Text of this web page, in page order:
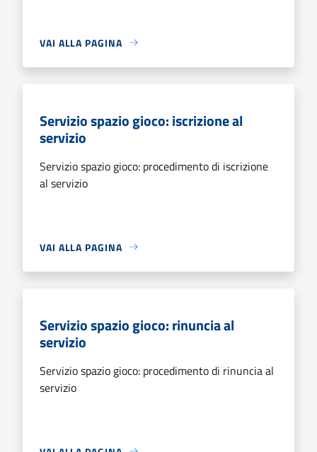
VAI ALLA PAGINA
Servizio spazio gioco: iscrizione al
servizio
Servizio spazio gioco: procedimento di iscrizione
al servizio
VAI ALLA PAGINA
Servizio spazio gioco: rinuncia al
servizio
Servizio spazio gioco: procedimento di rinuncia al
servizio